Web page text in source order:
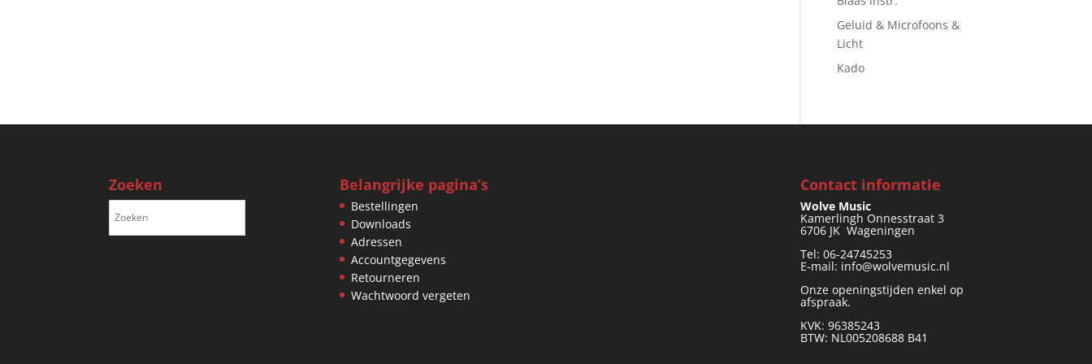
Geluid & Microfoons &
Licht
Kado
Zoeken Belangrijke pagina’s
Bestellingen
Downloads
Adressen
Accountgegevens
Retourneren
Wachtwoord vergeten
Contact informatie
Wolve Music
Kamerlingh Onnesstraat 3
6706 JK Wageningen
Tel: 06-24745253
E-mail: info@wolvemusic.nl
Onze openingstijden enkel op
afspraak.
KVK: 96385243
BTW: NL005208688 B41